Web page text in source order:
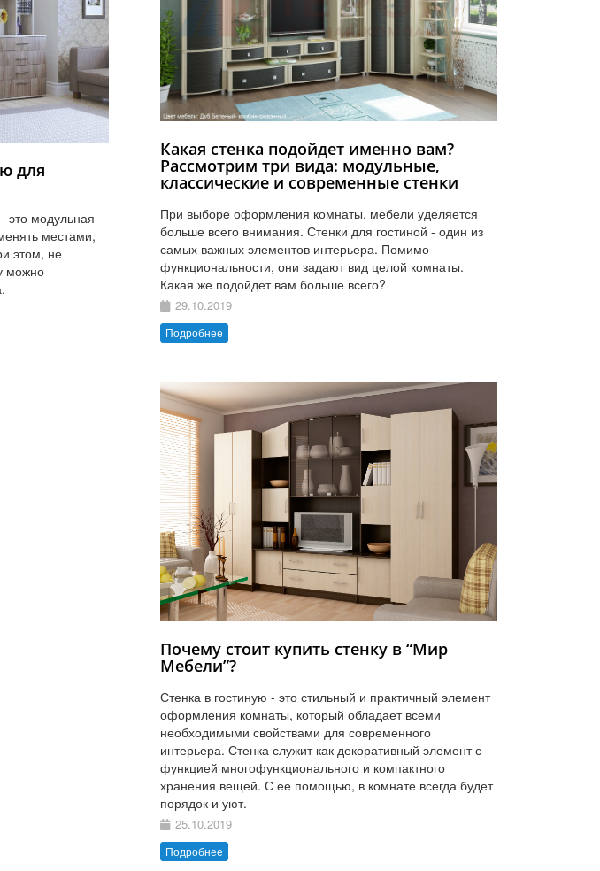
для
это модульная
местами,
этом, не
можно
Какая стенка подойдет именно вам?
Рассмотрим три вида: модульные,
классические и современные стенки
При выборе оформления комнаты, мебели уделяется
больше всего внимания. Стенки для гостиной - один из
самых важных элементов интерьера. Помимо
функциональности, они задают вид целой комнаты.
Какая же подойдет вам больше всего?
29.10.2019
Подробнее
Почему стоит купить стенку в “Мир
Мебели”?
Стенка в гостиную - это стильный и практичный элемент
оформления комнаты, который обладает всеми
необходимыми свойствами для современного
интерьера. Стенка служит как декоративный элемент с
функцией многофункционального и компактного
хранения вещей. С ее помощью, в комнате всегда будет
порядок и уют.
25.10.2019
Подробнее